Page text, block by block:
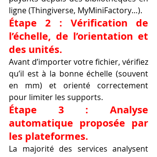
ligne (Thingiverse, MyMiniFactory…).
Étape 2 : Vérification de
l’échelle, de l’orientation et
des unités.
Avant d’importer votre fichier, vérifiez
qu’il est à la bonne échelle (souvent
en mm) et orienté correctement
pour limiter les supports.
Étape 3 : Analyse
automatique proposée par
les plateformes.
La majorité des services analysent